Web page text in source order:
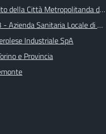
della Città Metropolitanda di
- Azienda Sanitaria Locale di
Industriale SpA
e Provincia